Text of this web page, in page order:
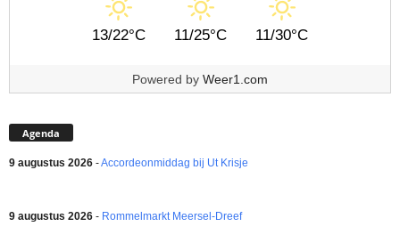
13/22°C 11/25°C 11/30°C
Powered by Weer1.com
Agenda
9 augustus 2026 -Accordeonmiddag bij Ut Krisje
9 augustus 2026 - Rommelmarkt Meersel-Dreef